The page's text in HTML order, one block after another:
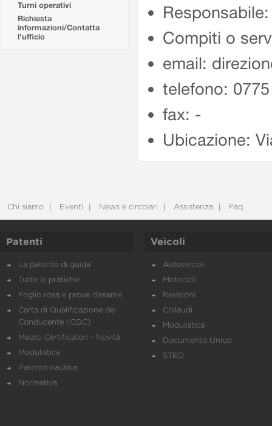
Turni operativi
Richiesta
informazioni/Contatta
l'ufficio
Compiti o
email:
telefono:
fax: -
Ubicazione:
Chi siamo Eventi News e circolari Assistenza Faq
Patenti
La patente di guida
Tutte le pratiche
Foglio rosa e prove d’esame
Carta di Qualificazione del
Conducente (CQC)
Medici Certificatori - Novità
Modulistica
Patente nautica
Normativa
Veicoli
Autoveicoli
Motocicli
Revisioni
Collaudi
Modulistica
Documento Unico
STED